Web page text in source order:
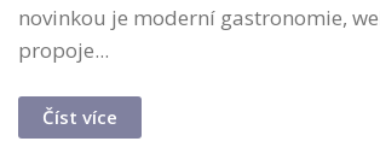
novinkou je moderní gastronomie,
propoje...
Číst více